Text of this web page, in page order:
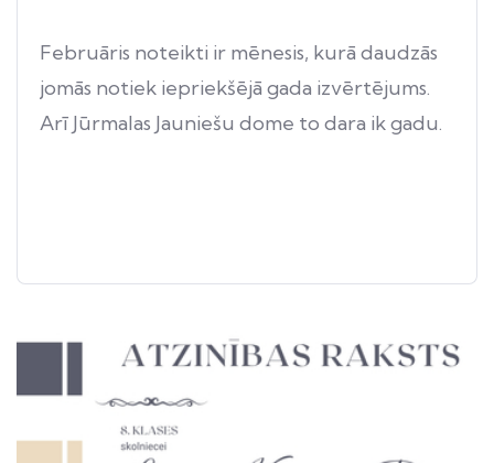
Februāris noteikti ir mēnesis, kurā daudzās
jomās notiek iepriekšējā gada izvērtējums.
Arī Jūrmalas Jauniešu dome to dara ik gadu.